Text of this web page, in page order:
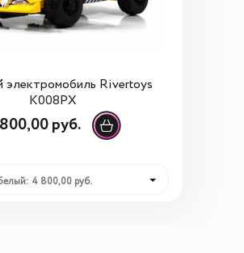
электромобиль Rivertoys
K008PX
руб.
Белый: 4 800,00 руб.